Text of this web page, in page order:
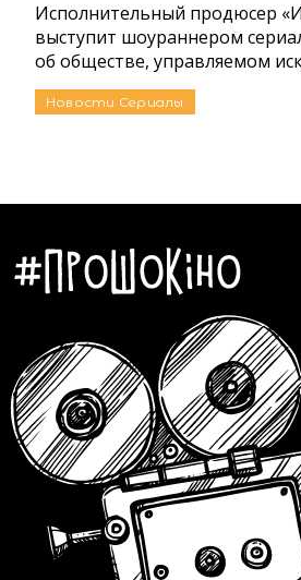
Новости Сериалы
Исполнительный продюсер
выступит шоураннером
об обществе, управляемом